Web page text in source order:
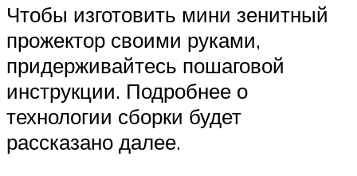
Чтобы изготовить мини зенитный
прожектор своими руками,
придерживайтесь пошаговой
инструкции. Подробнее о
технологии сборки будет
рассказано далее.